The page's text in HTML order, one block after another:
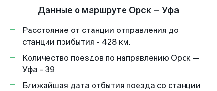
Данные о маршруте Орск — Уфа
Расстояние от станции отправления до
станции прибытия - 428 км.
Количество поездов по направлению Орск —
Уфа - 39
Ближайшая дата отбытия поезда со станции